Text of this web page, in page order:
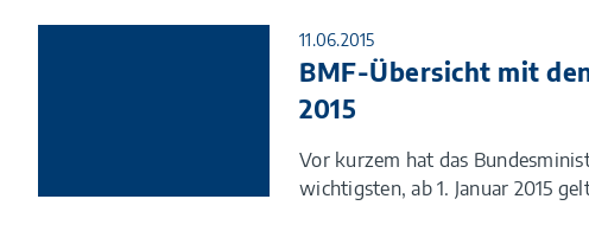
11.06.2015
BMF-Übersicht mit
2015
Vor kurzem hat das
wichtigsten, ab 1. Januar 2015